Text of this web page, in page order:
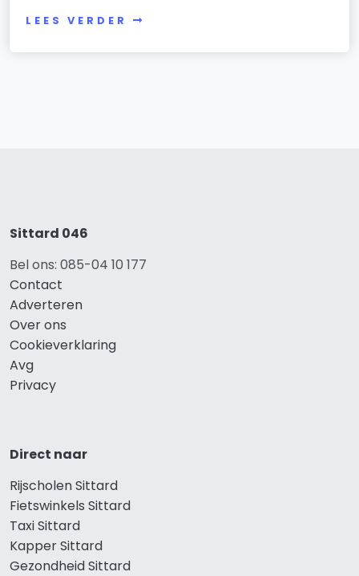
LEES VERDER
Sittard 046
Bel ons: 085-04 10 177
Contact
Adverteren
Over ons
Cookieverklaring
Avg
Privacy
Direct naar
Rijscholen Sittard
Fietswinkels Sittard
Taxi Sittard
Kapper Sittard
Gezondheid Sittard